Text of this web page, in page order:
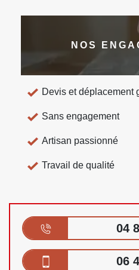
NOS
Devis et déplacement
Sans engagement
Artisan passionné
Travail de qualité
04
06